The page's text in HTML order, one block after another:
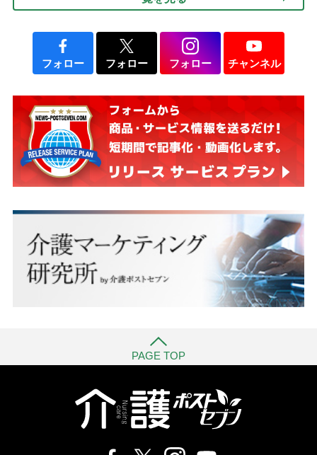
フォロー フォロー フォロー チャンネル
PAGE TOP